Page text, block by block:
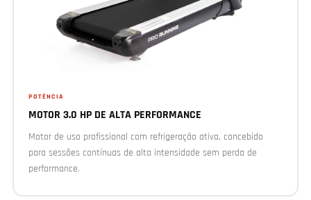
POTÊNCIA
MOTOR 3.0 HP DE ALTA PERFORMANCE
Motor de uso profissional com refrigeração ativa, concebido
para sessões contínuas de alta intensidade sem perda de
performance.